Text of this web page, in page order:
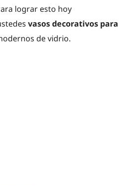
lograr esto hoy
vasos decorativos para
de vidrio.